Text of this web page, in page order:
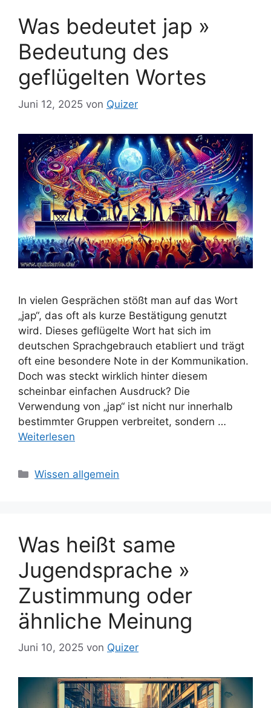
Was bedeutet jap »
Bedeutung des
geflügelten Wortes
Juni 12, 2025 von Quizer
In vielen Gesprächen stößt man auf das Wort
„jap“, das oft als kurze Bestätigung genutzt
wird. Dieses geflügelte Wort hat sich im
deutschen Sprachgebrauch etabliert und trägt
oft eine besondere Note in der Kommunikation.
Doch was steckt wirklich hinter diesem
scheinbar einfachen Ausdruck? Die
Verwendung von „jap“ ist nicht nur innerhalb
bestimmter Gruppen verbreitet, sondern …
Weiterlesen
Kategorien
Wissen allgemein
Was heißt same
Jugendsprache »
Zustimmung oder
ähnliche Meinung
Juni 10, 2025 von Quizer